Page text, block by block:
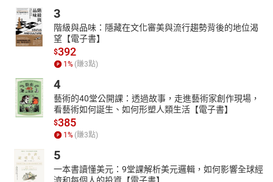
3
階級與品味：隱藏在文化審美與流行趨勢背後的地位渴
望【電子書】
$392
1 % (賺3點)
4
藝術的40堂公開課：透過故事，走進藝術家創作現場，
看藝術如何誕生、如何形塑人類生活【電子書】
$385
1 % (賺3點)
5
一本書讀懂美元：9堂課解析美元邏輯，如何影響全球經